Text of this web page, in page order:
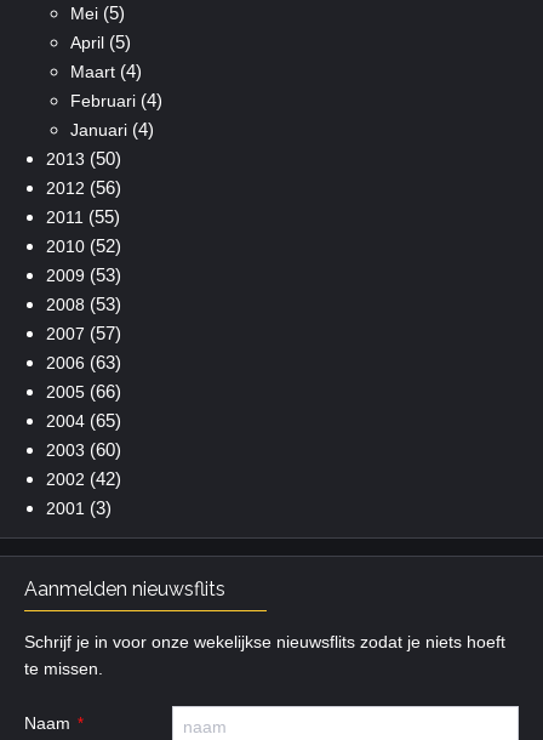
Mei(5)
April(5)
Maart(4)
Februari(4)
Januari(4)
2013 (50)
2012 (56)
2011 (55)
2010(52)
2009 (53)
2008 (53)
2007 (57)
2006 (63)
2005(66)
2004(65)
2003 (60)
2002 (42)
2001 (3)
Aanmelden nieuwsflits
Schrijf je in voor onze wekelijkse nieuwsflits zodat je niets hoeft
te missen.
Naam